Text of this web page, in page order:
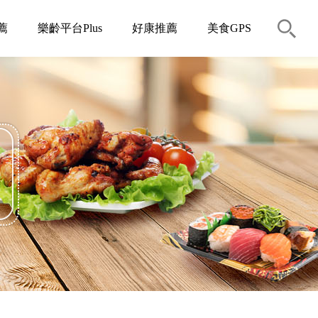
樂齡平台Plus 好康推薦 美食GPS